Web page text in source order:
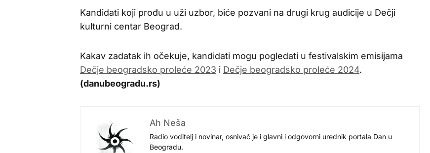
Kandidati koji prođu u uži uzbor, biće pozvani na drugi krug audicije u Dečji
kulturni centar Beograd.
Kakav zadatak ih očekuje, kandidati mogu pogledati u festivalskim emisijama
Dečje beogradsko proleće 2023 i Dečje beogradsko proleće 2024.
(danubeogradu.rs)
Ah Neša
Radio voditelj i novinar, osnivač je i glavni i odgovorni urednik portala Dan u
Beogradu.